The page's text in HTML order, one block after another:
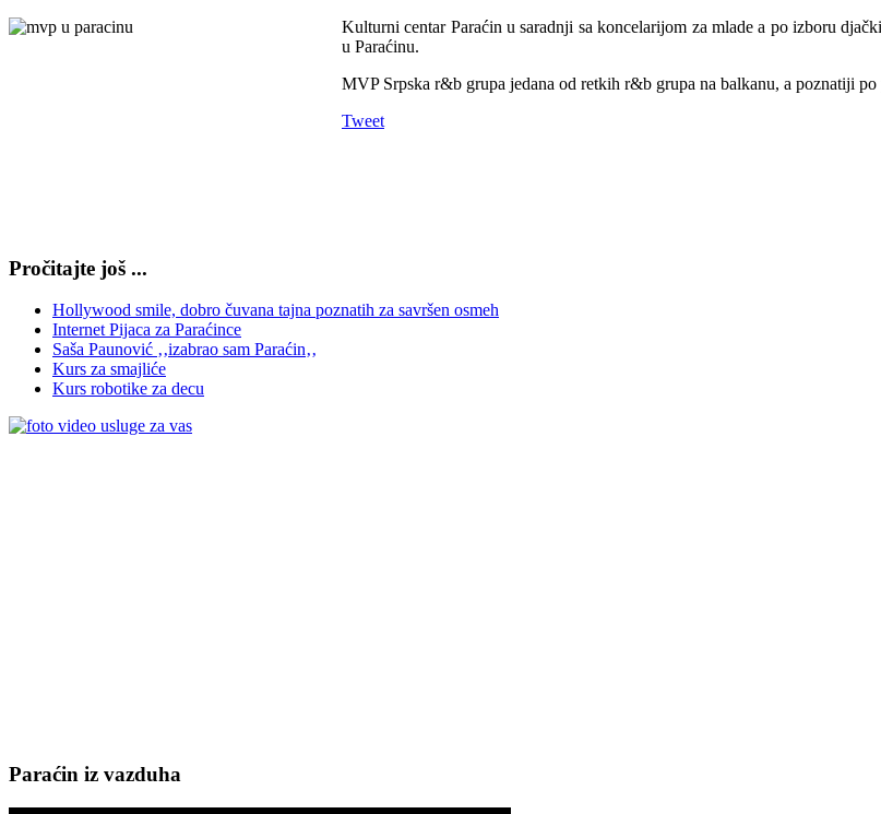
Kulturni centar Paraćin u saradnji sa koncelarijom za mlade a po izboru
u Paraćinu.
MVP Srpska r&b grupa jedana od retkih r&b grupa na balkanu, a poznatiji po
Tweet
Pročitajte još ...
Hollywood smile, dobro čuvana tajna poznatih za savršen osmeh
Internet Pijaca za Paraćince
Saša Paunović ‚‚izabrao sam Paraćin‚‚
Kurs za smajliće
Kurs robotike za decu
Paraćin iz vazduha